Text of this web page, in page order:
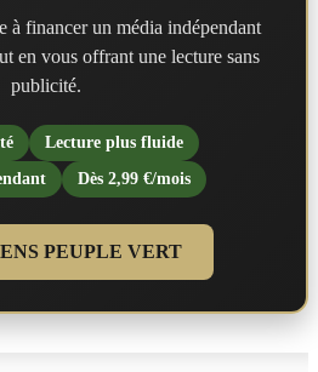
à financer un média indépendant
en vous offrant une lecture sans
publicité.
Lecture plus fluide
Dès 2,99 €/mois
PEUPLE VERT